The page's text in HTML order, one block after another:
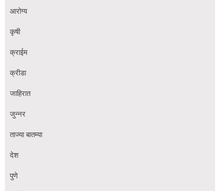
आरोग्य
कृषी
क्राईम
क्रीडा
जाहिरात
जुन्नर
ताज्या बातम्या
देश
पुणे